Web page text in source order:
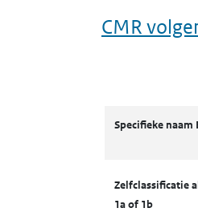
CMR
Specifieke naam
Zelfclassificatie
1a of 1b